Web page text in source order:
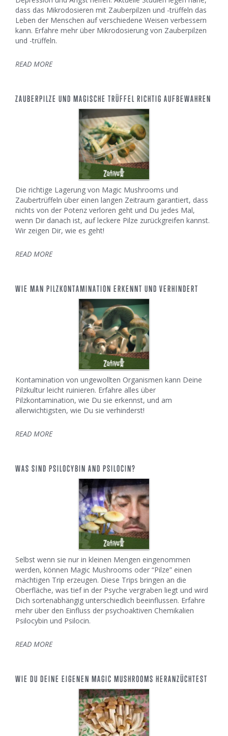
dass das Mikrodosieren mit Zauberpilzen und -trüffeln das
Leben der Menschen auf verschiedene Weisen verbessern
kann. Erfahre mehr über Mikrodosierung von Zauberpilzen
und -trüffeln.
READ MORE
ZAUBERPILZE UND MAGISCHE TRÜFFEL RICHTIG AUFBEWAHREN
Die richtige Lagerung von Magic Mushrooms und
Zaubertrüffeln über einen langen Zeitraum garantiert, dass
nichts von der Potenz verloren geht und Du jedes Mal,
wenn Dir danach ist, auf leckere Pilze zurückgreifen kannst.
Wir zeigen Dir, wie es geht!
READ MORE
WIE MAN PILZKONTAMINATION ERKENNT UND VERHINDERT
Kontamination von ungewollten Organismen kann Deine
Pilzkultur leicht ruinieren. Erfahre alles über
Pilzkontamination, wie Du sie erkennst, und am
allerwichtigsten, wie Du sie verhinderst!
READ MORE
WAS SIND PSILOCYBIN AND PSILOCIN?
Selbst wenn sie nur in kleinen Mengen eingenommen
werden, können Magic Mushrooms oder “Pilze” einen
mächtigen Trip erzeugen. Diese Trips bringen an die
Oberfläche, was tief in der Psyche vergraben liegt und wird
Dich sortenabhängig unterschiedlich beeinflussen. Erfahre
mehr über den Einfluss der psychoaktiven Chemikalien
Psilocybin und Psilocin.
READ MORE
WIE DU DEINE EIGENEN MAGIC MUSHROOMS HERANZÜCHTEST